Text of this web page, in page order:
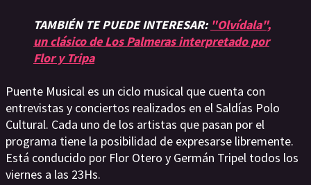
TAMBIÉN TE PUEDE INTERESAR: "Olvídala",
un clásico de Los Palmeras interpretado por
Flor y Tripa
Puente Musical es un ciclo musical que cuenta con
entrevistas y conciertos realizados en el Saldías Polo
Cultural. Cada uno de los artistas que pasan por el
programa tiene la posibilidad de expresarse libremente.
Está conducido por Flor Otero y Germán Tripel todos los
viernes a las 23Hs.